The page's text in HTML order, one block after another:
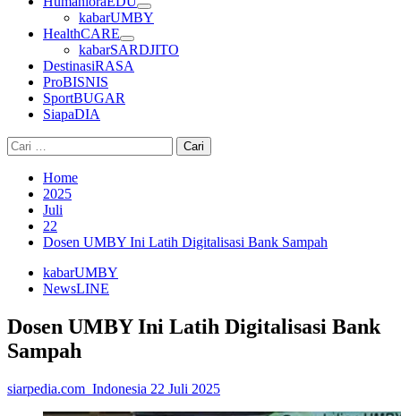
kabarUMBY
HealthCARE
kabarSARDJITO
DestinasiRASA
ProBISNIS
SportBUGAR
SiapaDIA
Cari
untuk:
Home
2025
Juli
22
Dosen UMBY Ini Latih Digitalisasi Bank Sampah
kabarUMBY
NewsLINE
Dosen UMBY Ini Latih Digitalisasi Bank
Sampah
siarpedia.com_Indonesia 22 Juli 2025